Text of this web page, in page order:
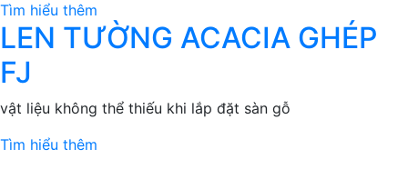
Tìm hiểu thêm
LEN TƯỜNG ACACIA GHÉP
FJ
vật liệu không thể thiếu khi lắp đặt sàn gỗ
Tìm hiểu thêm